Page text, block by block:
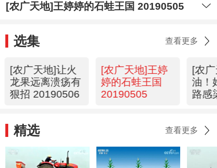
[农广天地]王婷婷的石蛙王国 20190505
选集 查看更多
[农广天地]让火
龙果远离溃疡有
狠招 20190506
[农广天地]王婷
婷的石蛙王国
20190505
[农
油！
路感
精选 查看更多